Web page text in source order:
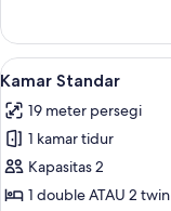
Kamar
Lihat
semua
foto
untuk
Kamar
Standar
8
Kamar Standar
19 meter persegi
1 kamar tidur
Kapasitas 2
1 double ATAU 2 twin